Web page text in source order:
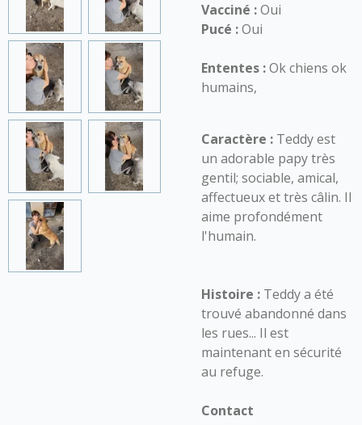
Vacciné :Oui
Pucé :Oui
Ententes :Ok chiens ok
humains,
Caractère : Teddy est
un adorable papy très
gentil; sociable, amical,
affectueux et très câlin. Il
aime profondément
l'humain.
Histoire : Teddy a été
trouvé abandonné dans
les rues... Il est
maintenant en sécurité
au refuge.
Contact